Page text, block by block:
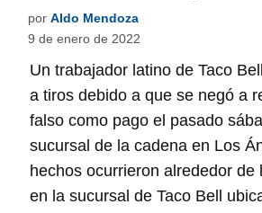
por Aldo Mendoza
9 de enero de 2022
Un trabajador latino de Taco
a tiros debido a que se negó a
falso como pago el pasado
sucursal de la cadena en Los
hechos ocurrieron alrededor de
en la sucursal de Taco Bell